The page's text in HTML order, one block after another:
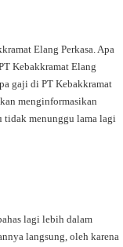
Elang Perkasa. Apa
Kebakkramat Elang
gaji di PT Kebakkramat
menginformasikan
tidak menunggu lama lagi
lagi lebih dalam
langsung, oleh karena